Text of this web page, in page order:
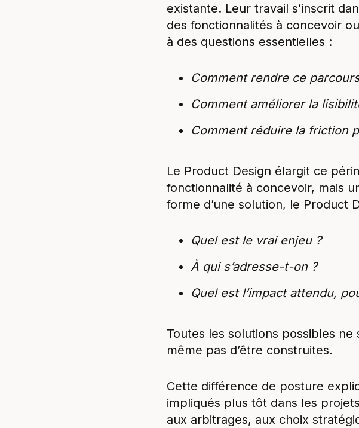
existante. Leur travail s’inscrit
des fonctionnalités à concevoir
à des questions essentielles :
Comment rendre ce
Comment améliorer la
Comment réduire la friction
Le Product Design élargit ce
fonctionnalité à concevoir, mais
forme d’une solution, le Product
Quel est le vrai enjeu ?
À qui s’adresse-t-on ?
Quel est l’impact attendu,
Toutes les solutions possibles
même pas d’être construites.
Cette différence de posture
impliqués plus tôt dans les
aux arbitrages, aux choix